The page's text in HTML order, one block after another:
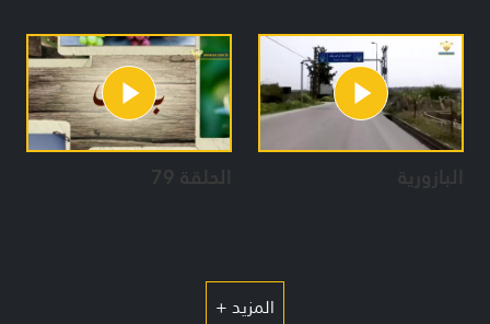
البازورية الحلقة 79
المزيد +